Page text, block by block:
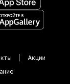
Акции